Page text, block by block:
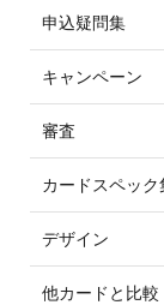
申込疑問集
キャンペーン
審査
カードスペック
デザイン
他カードと比較